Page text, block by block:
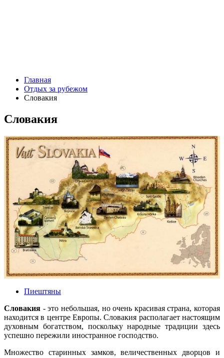
Главная
Отдых за рубежом
Словакия
Словакия
Пиештяны
Словакия - это небольшая, но очень красивая страна, которая
находится в центре Европы. Словакия располагает настоящим
духовным богатством, поскольку народные традиции здесь
успешно пережили иностранное господство.
Множество старинных замков, величественных дворцов и